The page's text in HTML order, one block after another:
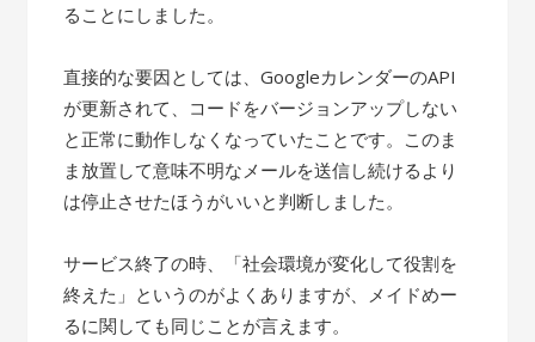
ることにしました。
直接的な要因としては、GoogleカレンダーのAPI
が更新されて、コードをバージョンアップしない
と正常に動作しなくなっていたことです。このま
ま放置して意味不明なメールを送信し続けるより
は停止させたほうがいいと判断しました。
サービス終了の時、「社会環境が変化して役割を
終えた」というのがよくありますが、メイドめー
るに関しても同じことが言えます。